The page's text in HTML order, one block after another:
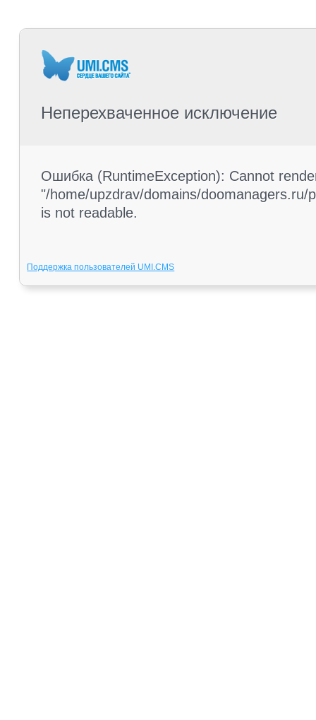
Неперехваченное исключение
Ошибка (RuntimeException): Cannot
"/home/upzdrav/domains/
is not readable.
Поддержка пользователей UMI.CMS